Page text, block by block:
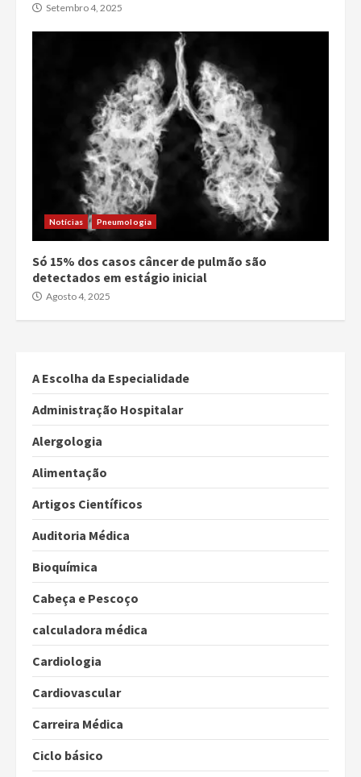
Setembro 4, 2025
Notícias Pneumologia
Só 15% dos casos câncer de pulmão são
detectados em estágio inicial
Agosto 4, 2025
A Escolha da Especialidade
Administração Hospitalar
Alergologia
Alimentação
Artigos Científicos
Auditoria Médica
Bioquímica
Cabeça e Pescoço
calculadora médica
Cardiologia
Cardiovascular
Carreira Médica
Ciclo básico